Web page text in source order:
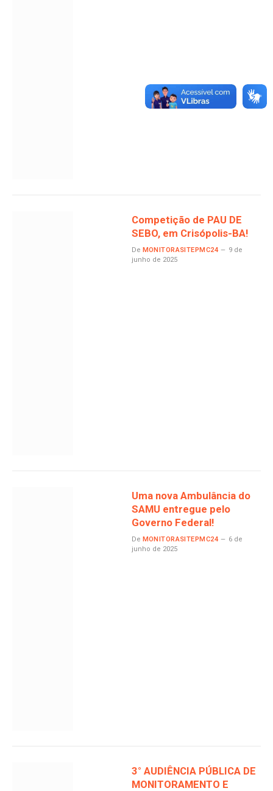
Competição de PAU DE
SEBO, em Crisópolis-BA!
De MONITORASITEPMC24
9 de
junho de 2025
Uma nova Ambulância do
SAMU entregue pelo
Governo Federal!
De MONITORASITEPMC24
6 de
junho de 2025
3° AUDIÊNCIA PÚBLICA DE
MONITORAMENTO E